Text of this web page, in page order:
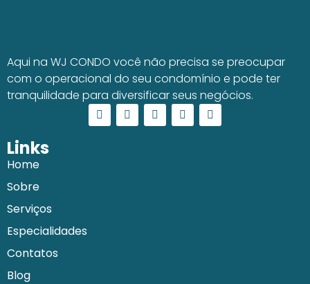
Aqui na WJ CONDO você não precisa se preocupar
com o operacional do seu condomínio e pode ter
tranquilidade para diversificar seus negócios.
Links
Home
Sobre
Serviços
Especialidades
Contatos
Blog